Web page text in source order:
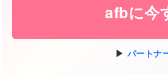
afbに今
パートナ